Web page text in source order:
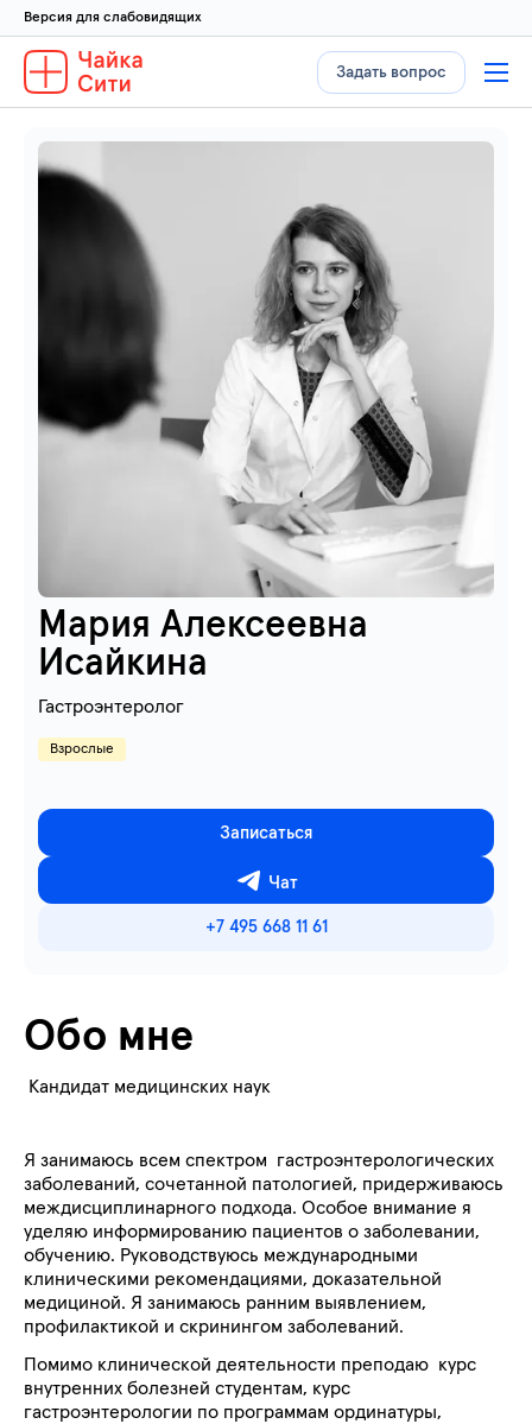
Версия для слабовидящих
Задать вопрос
Мария Алексеевна
Исайкина
Гастроэнтеролог
Взрослые
Записаться
Чат
+7 495 668 11 61
Обо мне
Кандидат медицинских наук
Я занимаюсь всем спектром гастроэнтерологических
заболеваний, сочетанной патологией, придерживаюсь
междисциплинарного подхода. Особое внимание я
уделяю информированию пациентов о заболевании,
обучению. Руководствуюсь международными
клиническими рекомендациями, доказательной
медициной. Я занимаюсь ранним выявлением,
профилактикой и скринингом заболеваний.
Помимо клинической деятельности преподаю курс
внутренних болезней студентам, курс
гастроэнтерологии по программам ординатуры,